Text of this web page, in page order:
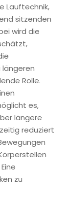
Lauftechnik,
sitzenden
wird die
längeren
Rolle.
es,
längere
reduziert
zu